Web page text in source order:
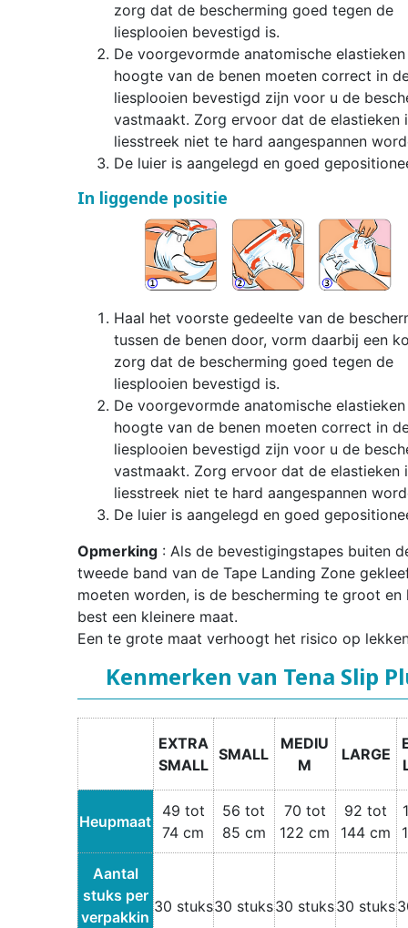
zorg dat de bescherming goed tegen de
liesplooien bevestigd is.
De voorgevormde anatomische
hoogte van de benen moeten correct in
liesplooien bevestigd zijn voor u de
vastmaakt. Zorg ervoor dat de elastieken
liesstreek niet te hard aangespannen
De luier is aangelegd en goed
In liggende positie
Haal het voorste gedeelte van de
tussen de benen door, vorm daarbij een
zorg dat de bescherming goed tegen de
liesplooien bevestigd is.
De voorgevormde anatomische
hoogte van de benen moeten correct in
liesplooien bevestigd zijn voor u de
vastmaakt. Zorg ervoor dat de elastieken
liesstreek niet te hard aangespannen
De luier is aangelegd en goed
Opmerking: Als de bevestigingstapes buiten
tweede band van de Tape Landing Zone
moeten worden, is de bescherming te groot en
best een kleinere maat.
Een te grote maat verhoogt het risico op
Kenmerken van Tena Slip
EXTRA
SMALL
SMALL
MEDIU
M
LARGE
Heupmaat
49 tot
74 cm
56 tot
85 cm
70 tot
122 cm
92 tot
144 cm
Aantal
stuks per
verpakkin
30 stuks30 stuks30 stuks30 stuks